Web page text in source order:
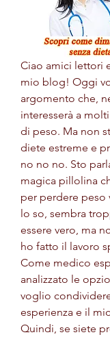
Ciao amici lettori
mio blog! Oggi
argomento che,
interesserà a
di peso. Ma non
diete estreme e
no no no. Sto
magica pillolina
per perdere peso
lo so, sembra
essere vero, ma
ho fatto il lavoro
Come medico
analizzato le
voglio
esperienza e il
Quindi, se siete